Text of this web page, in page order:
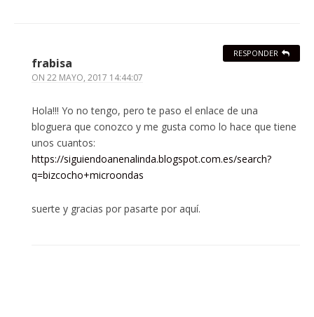
frabisa
ON 22 MAYO, 2017 14:44:07
Hola!!! Yo no tengo, pero te paso el enlace de una
bloguera que conozco y me gusta como lo hace que tiene
unos cuantos:
https://siguiendoanenalinda.blogspot.com.es/search?
q=bizcocho+microondas
suerte y gracias por pasarte por aquí.
RESPONDER